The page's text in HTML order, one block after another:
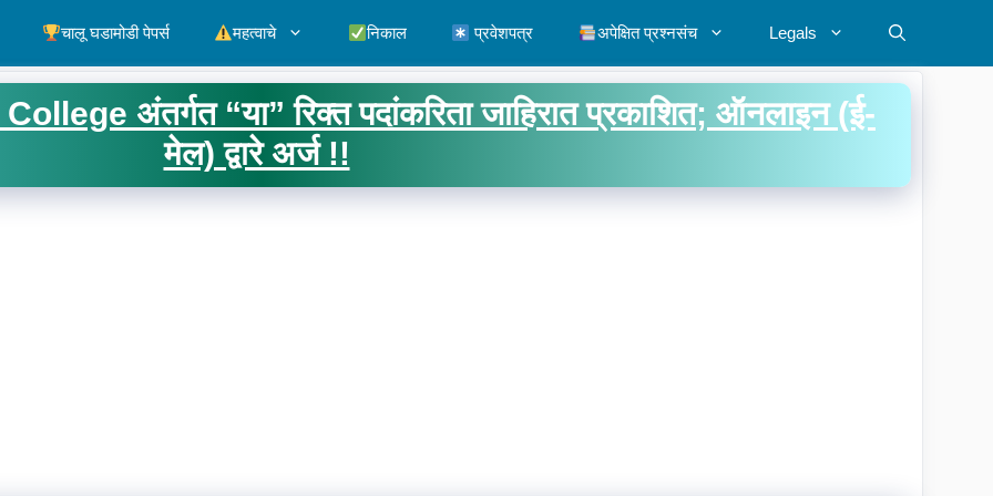
चालू घडामोडी पेपर्स महत्वाचे निकाल प्रवेशपत्र अपेक्षित प्रश्नसंच Legals
अंतर्गत “या” रिक्त पदांकरिता जाहिरात प्रकाशित; ऑनलाइन (ई-
मेल) द्वारे अर्ज !!